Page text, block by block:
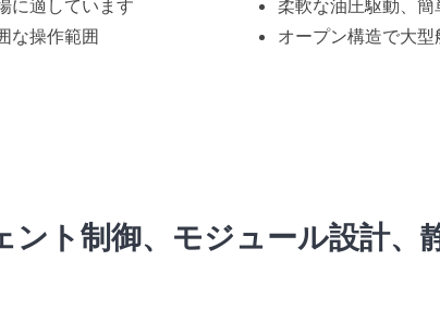
に適しています
な操作範囲
柔軟な油圧駆動、
オープン構造で大
ト制御、モジュール設計、